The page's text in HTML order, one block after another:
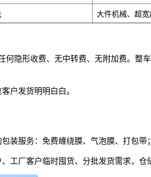
大件机械、超
何隐形收费、无中转费、无附加费。
户发货明明白白。
装服务：免费缠绕膜、气泡膜、打包带
工厂客户临时囤货、分批发货需求，仓